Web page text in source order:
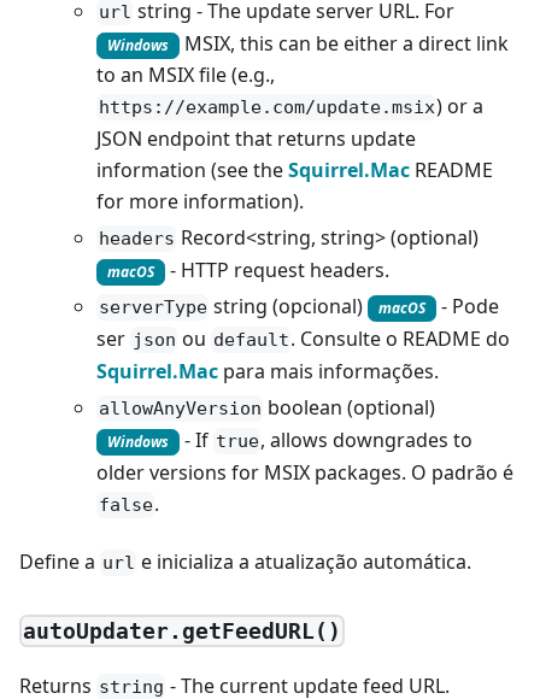
url string - The update server URL. For
Windows
MSIX, this can be either a direct link
to an MSIX file (e.g.,
https://example.com/update.msix) or a
JSON endpoint that returns update
information (see theSquirrel.Mac README
for more information).
headers Record<string, string> (optional)
macOS - HTTP request headers.
serverType string (opcional) macOS
- Pode
ser json ou default. Consulte o README do
Squirrel.Mac para mais informações.
allowAnyVersion boolean (optional)
Windows - If true, allows downgrades to
older versions for MSIX packages. O padrão é
false.
Define a url e inicializa a atualização automática.
autoUpdater.getFeedURL()
Returns string - The current update feed URL.